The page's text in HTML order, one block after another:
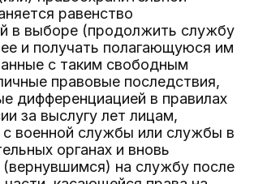
равенство
в выборе (продолжить службу
и получать полагающуюся им
с таким свободным
правовые последствия,
дифференциацией в правилах
за выслугу лет лицам,
военной службы или службы в
органах и вновь
на службу после